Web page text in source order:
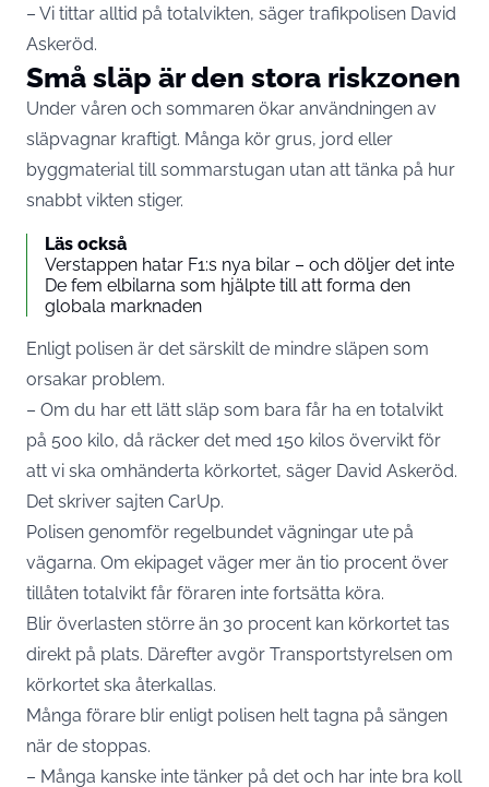
– Vi tittar alltid på totalvikten, säger trafikpolisen David
Askeröd.
Små släp är den stora riskzonen
Under våren och sommaren ökar användningen av
släpvagnar kraftigt. Många kör grus, jord eller
byggmaterial till sommarstugan utan att tänka på hur
snabbt vikten stiger.
Läs också
Verstappen hatar F1:s nya bilar – och döljer det inte
De fem elbilarna som hjälpte till att forma den
globala marknaden
Enligt polisen är det särskilt de mindre släpen som
orsakar problem.
– Om du har ett lätt släp som bara får ha en totalvikt
på 500 kilo, då räcker det med 150 kilos övervikt för
att vi ska omhänderta körkortet, säger David Askeröd.
Det skriver sajten CarUp.
Polisen genomför regelbundet vägningar ute på
vägarna. Om ekipaget väger mer än tio procent över
tillåten totalvikt får föraren inte fortsätta köra.
Blir överlasten större än 30 procent kan körkortet tas
direkt på plats. Därefter avgör Transportstyrelsen om
körkortet ska återkallas.
Många förare blir enligt polisen helt tagna på sängen
när de stoppas.
– Många kanske inte tänker på det och har inte bra koll